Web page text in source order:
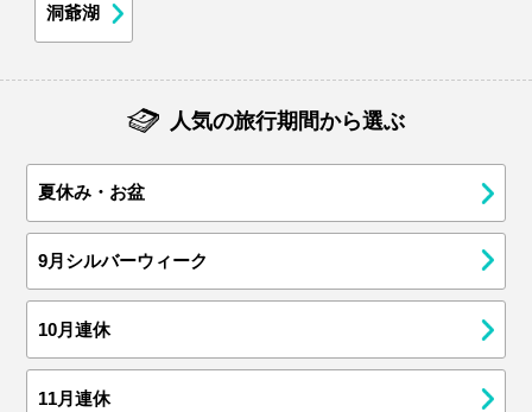
洞爺湖
人気の旅行期間から選ぶ
夏休み・お盆
9月シルバーウィーク
10月連休
11月連休